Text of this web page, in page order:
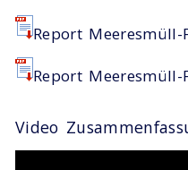
Report
Report
Video